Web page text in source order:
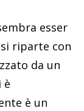
esser
riparte con
da un
è
è un